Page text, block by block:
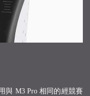
與 M3 Pro 相同的經競賽